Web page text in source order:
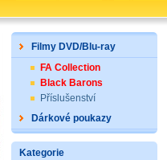
Filmy DVD/Blu-ray
FA Collection
Black Barons
Příslušenství
Dárkové poukazy
Kategorie